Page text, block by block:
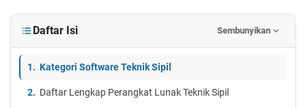
Daftar Isi Sembunyikan
Kategori Software Teknik Sipil
Daftar Lengkap Perangkat Lunak Teknik Sipil